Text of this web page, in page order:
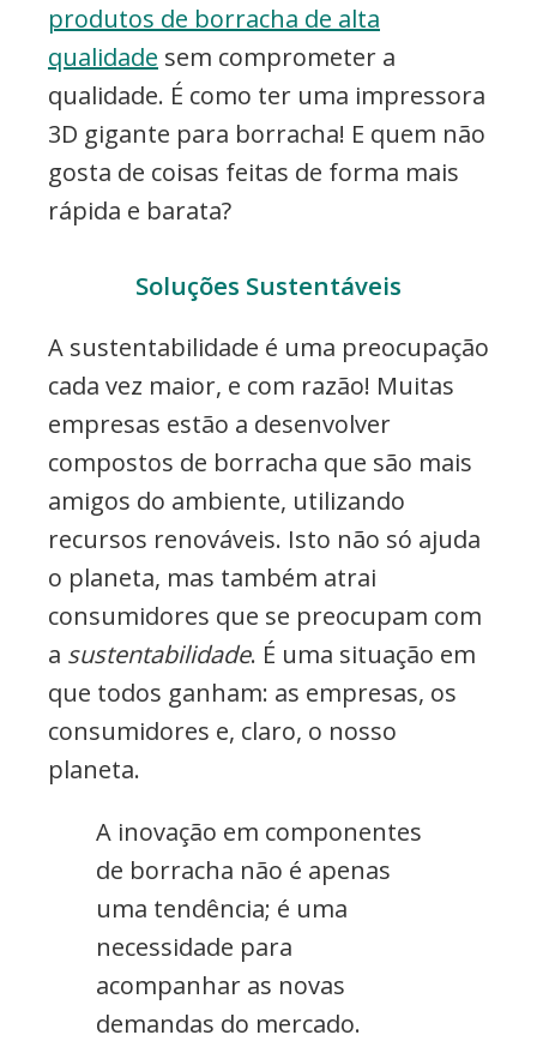
produtos de borracha de alta
qualidade sem comprometer a
qualidade. É como ter uma impressora
3D gigante para borracha! E quem não
gosta de coisas feitas de forma mais
rápida e barata?
Soluções Sustentáveis
A sustentabilidade é uma preocupação
cada vez maior, e com razão! Muitas
empresas estão a desenvolver
compostos de borracha que são mais
amigos do ambiente, utilizando
recursos renováveis. Isto não só ajuda
o planeta, mas também atrai
consumidores que se preocupam com
a sustentabilidade. É uma situação em
que todos ganham: as empresas, os
consumidores e, claro, o nosso
planeta.
A inovação em componentes
de borracha não é apenas
uma tendência; é uma
necessidade para
acompanhar as novas
demandas do mercado.